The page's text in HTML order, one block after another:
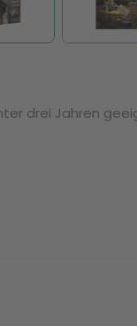
drei Jahren